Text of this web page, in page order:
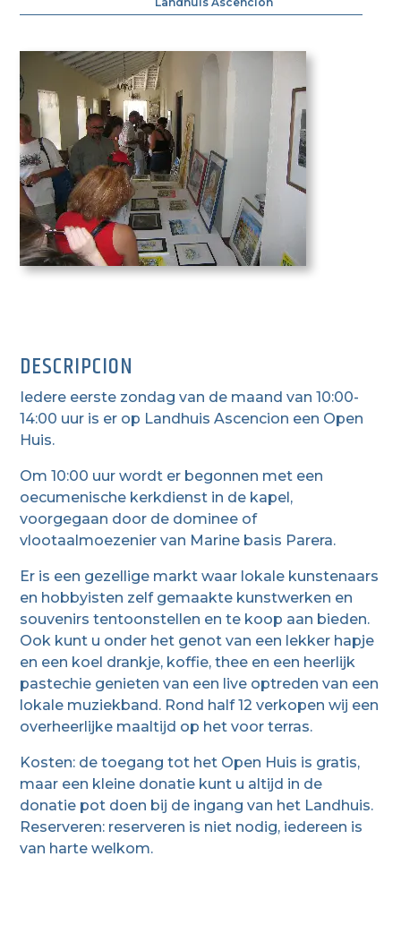
DESCRIPCION
Iedere eerste zondag van de maand van 10:00-
14:00 uur is er op Landhuis Ascencion een Open
Huis.
Om 10:00 uur wordt er begonnen met een
oecumenische kerkdienst in de kapel,
voorgegaan door de dominee of
vlootaalmoezenier van Marine basis Parera.
Er is een gezellige markt waar lokale kunstenaars
en hobbyisten zelf gemaakte kunstwerken en
souvenirs tentoonstellen en te koop aan bieden.
Ook kunt u onder het genot van een lekker hapje
en een koel drankje, koffie, thee en een heerlijk
pastechie genieten van een live optreden van een
lokale muziekband. Rond half 12 verkopen wij een
overheerlijke maaltijd op het voor terras.
Kosten: de toegang tot het Open Huis is gratis,
maar een kleine donatie kunt u altijd in de
donatie pot doen bij de ingang van het Landhuis.
Reserveren: reserveren is niet nodig, iedereen is
van harte welkom.